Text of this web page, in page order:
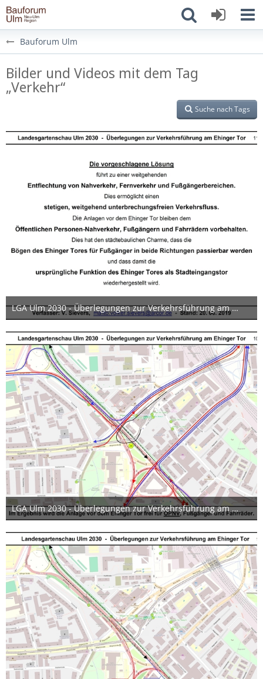
Bauforum Ulm
Bilder und Videos mit dem Tag
„Verkehr“
Suche nach Tags
LGA Ulm 2030 - Überlegungen zur Verkehrsführung am Ehinger Tor 11 17x12cm
24. Juni 2019
LGA Ulm 2030 - Überlegungen zur Verkehrsführung am Ehinger Tor 10 17x12cm
24. Juni 2019